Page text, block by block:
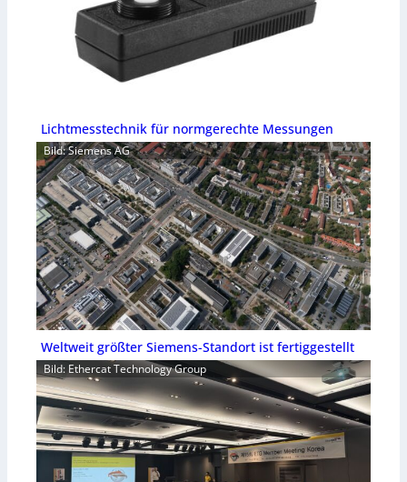
Lichtmesstechnik für normgerechte Messungen
Bild: Siemens AG
Weltweit größter Siemens-Standort ist fertiggestellt
Bild: Ethercat Technology Group